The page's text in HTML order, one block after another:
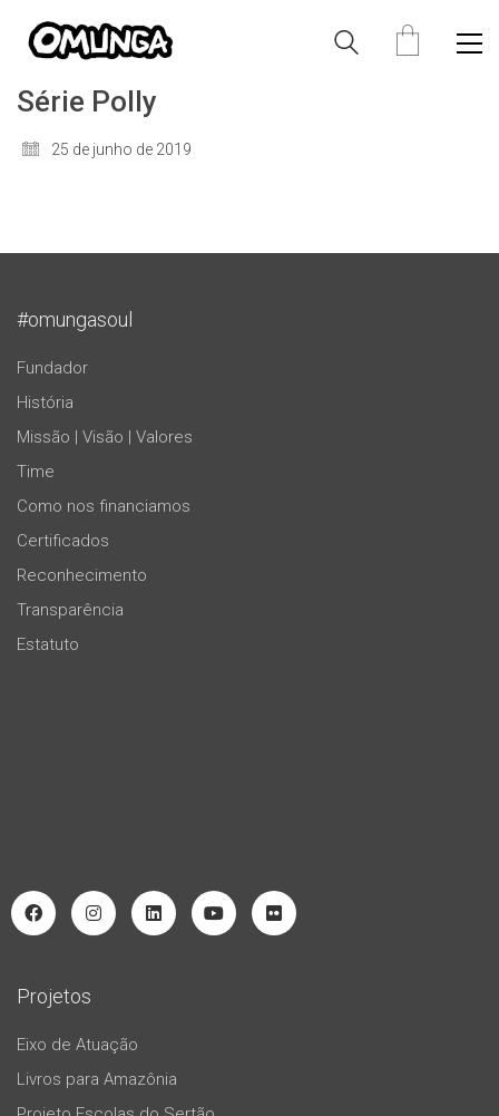
Série Polly
25 de junho de 2019
#omungasoul
Fundador
História
Missão | Visão | Valores
Time
Como nos financiamos
Certificados
Reconhecimento
Transparência
Estatuto
Projetos
Eixo de Atuação
Livros para Amazônia